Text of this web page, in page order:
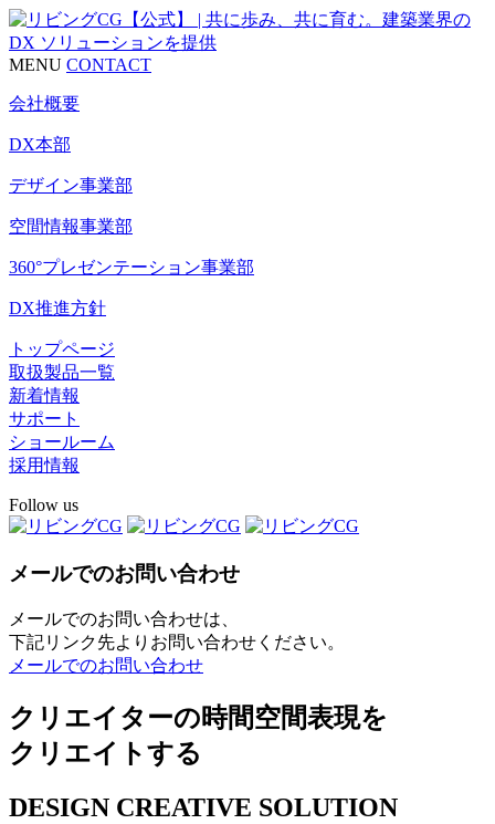
MENU CONTACT
会社概要
DX本部
デザイン事業部
空間情報事業部
360°プレゼンテーション事業部
DX推進方針
トップページ
取扱製品一覧
新着情報
サポート
ショールーム
採用情報
Follow us
メールでのお問い合わせ
メールでのお問い合わせは、
下記リンク先よりお問い合わせください。
メールでのお問い合わせ
クリエイターの時間空間表現を
クリエイトする
DESIGN CREATIVE SOLUTION